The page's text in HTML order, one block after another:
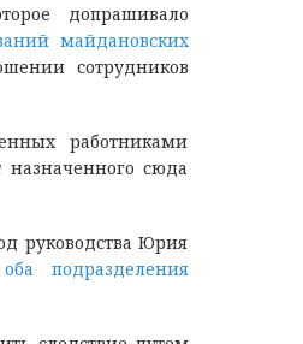
допрашивало
майдановских
сотрудников
работниками
назначенного сюда
руководства Юрия
подразделения